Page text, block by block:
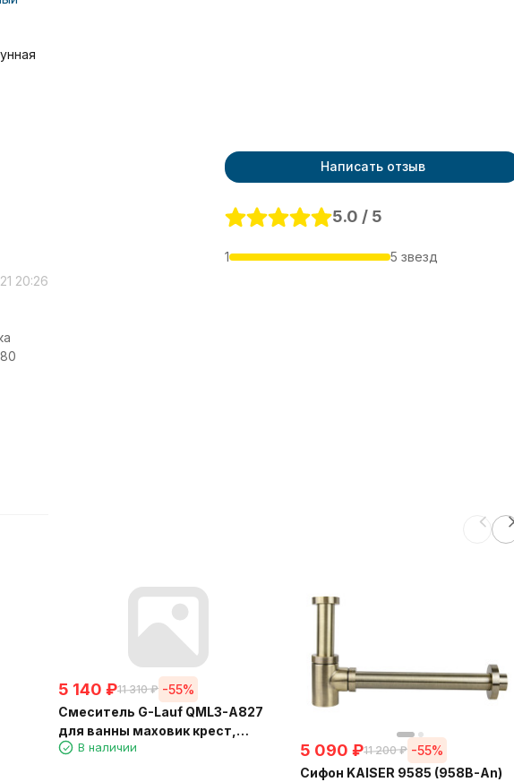
20:26
Написать отзыв
5.0 / 5
1 5 звезд
5 140 ₽11 310 ₽ -55%
Смеситель G-Lauf QML3-A827
для ванны маховик крест,
картридж керам.
В наличии 5 090 ₽11 200 ₽ -55%
Сифон KAISER 9585 (958B-An)